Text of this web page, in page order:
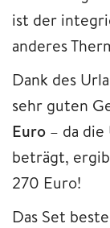
ist der
anderes
Dank des
sehr guten
Euro – da
beträgt,
270 Euro!
Das Set